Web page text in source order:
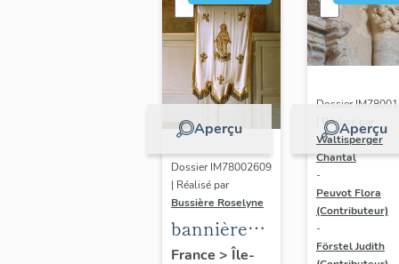
Aperçu
Dossier IM78002609
| Réalisé par
Bussière Roselyne
bannière
de
France > Île-
Aperçu
Dossier
| Réalisé par
Waltisperger
Chantal
-
Peuvot Flora
(Contributeur)
-
Förstel Judith